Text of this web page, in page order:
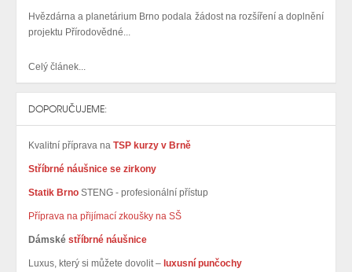
Hvězdárna a planetárium Brno podala žádost na rozšíření a doplnění
projektu Přírodovědné...
Celý článek...
DOPORUČUJEME:
Kvalitní příprava na TSP kurzy v Brně
Stříbrné náušnice se zirkony
Statik Brno STENG - profesionální přístup
Příprava na přijímací zkoušky na SŠ
Dámské stříbrné náušnice
Luxus, který si můžete dovolit – luxusní punčochy